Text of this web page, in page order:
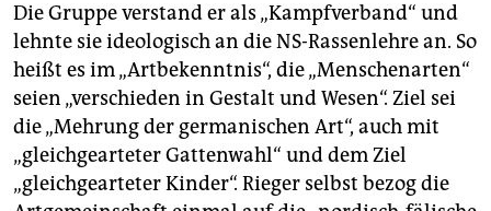
Die Gruppe verstand er als „Kampfverband“ und
lehnte sie ideologisch an die NS-Rassenlehre an. So
heißt es im „Artbekenntnis“, die „Menschenarten“
seien „verschieden in Gestalt und Wesen“. Ziel sei
die „Mehrung der germanischen Art“, auch mit
„gleichgearteter Gattenwahl“ und dem Ziel
„gleichgearteter Kinder“. Rieger selbst bezog die